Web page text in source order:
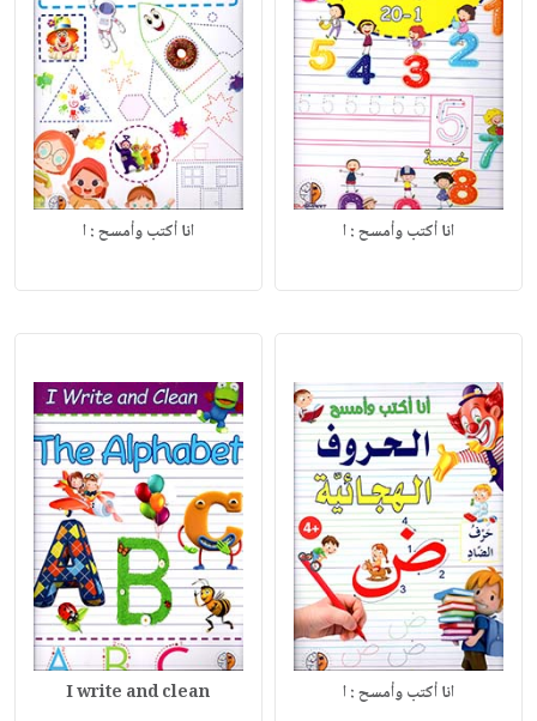
انا أكتب وأمسح : ا انا أكتب وأمسح : ا
انا أكتب وأمسح : ا I write and clean